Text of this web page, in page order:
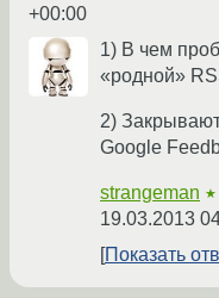
+00:00
1) В чем
«родной»
2)
Google
strangeman
19.03.2013
Показать